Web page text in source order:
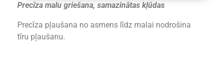
Precīza malu griešana, samazinātas kļūdas
Precīza pļaušana no asmens līdz malai nodrošina
tīru pļaušanu.